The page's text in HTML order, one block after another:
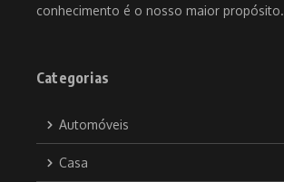
conhecimento é o nosso maior propósito.
Categorias
Automóveis
Casa